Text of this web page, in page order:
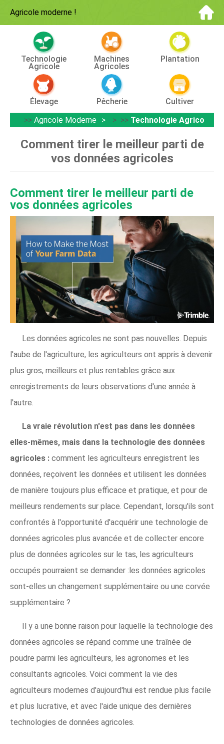
Agricole moderne !
Technologie
Agricole
Machines
Agricoles
Plantation
Élevage Pêcherie
Cultiver
>> Agricole Moderne > >> Technologie Agricole
Comment tirer le meilleur parti de
vos données agricoles
Comment tirer le meilleur parti de
vos données agricoles
Les données agricoles ne sont pas nouvelles. Depuis
l'aube de l'agriculture, les agriculteurs ont appris à devenir
plus gros, meilleurs et plus rentables grâce aux
enregistrements de leurs observations d'une année à
l'autre.
La vraie révolution n'est pas dans les données
elles-mêmes, mais dans la technologie des données
agricoles : comment les agriculteurs enregistrent les
données, reçoivent les données et utilisent les données
de manière toujours plus efficace et pratique, et pour de
meilleurs rendements sur place. Cependant, lorsqu'ils sont
confrontés à l'opportunité d'acquérir une technologie de
données agricoles plus avancée et de collecter encore
plus de données agricoles sur le tas, les agriculteurs
occupés pourraient se demander :les données agricoles
sont-elles un changement supplémentaire ou une corvée
supplémentaire ?
Il y a une bonne raison pour laquelle la technologie des
données agricoles se répand comme une traînée de
poudre parmi les agriculteurs, les agronomes et les
consultants agricoles. Voici comment la vie des
agriculteurs modernes d'aujourd'hui est rendue plus facile
et plus lucrative, et avec l'aide unique des dernières
technologies de données agricoles.